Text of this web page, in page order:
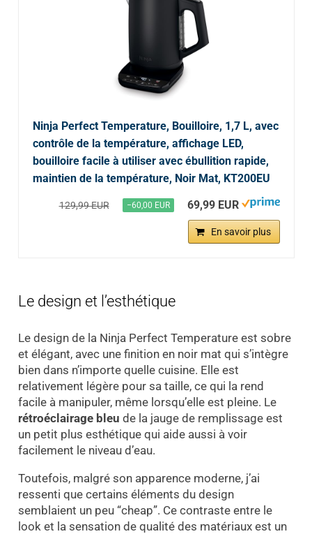
Ninja Perfect Temperature, Bouilloire, 1,7 L, avec
contrôle de la température, affichage LED,
bouilloire facile à utiliser avec ébullition rapide,
maintien de la température, Noir Mat, KT200EU
129,99 EUR −60,00 EUR 69,99 EUR
En savoir plus
Le design et l’esthétique
Le design de la Ninja Perfect Temperature est sobre
et élégant, avec une finition en noir mat qui s’intègre
bien dans n’importe quelle cuisine. Elle est
relativement légère pour sa taille, ce qui la rend
facile à manipuler, même lorsqu’elle est pleine. Le
rétroéclairage bleu de la jauge de remplissage est
un petit plus esthétique qui aide aussi à voir
facilement le niveau d’eau.
Toutefois, malgré son apparence moderne, j’ai
ressenti que certains éléments du design
semblaient un peu “cheap”. Ce contraste entre le
look et la sensation de qualité des matériaux est un